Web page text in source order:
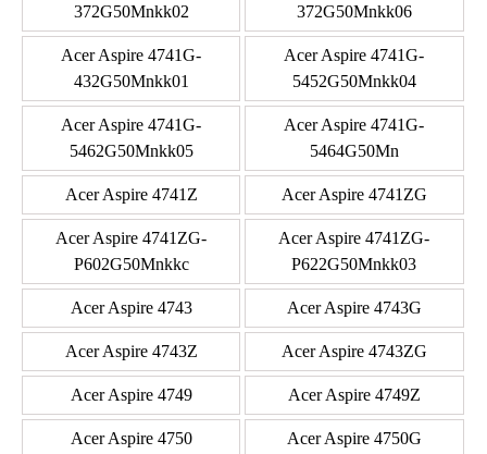
372G50Mnkk02
372G50Mnkk06
Acer Aspire 4741G-
432G50Mnkk01
Acer Aspire 4741G-
5452G50Mnkk04
Acer Aspire 4741G-
5462G50Mnkk05
Acer Aspire 4741G-
5464G50Mn
Acer Aspire 4741Z Acer Aspire 4741ZG
Acer Aspire 4741ZG-
P602G50Mnkkc
Acer Aspire 4741ZG-
P622G50Mnkk03
Acer Aspire 4743 Acer Aspire 4743G
Acer Aspire 4743Z Acer Aspire 4743ZG
Acer Aspire 4749 Acer Aspire 4749Z
Acer Aspire 4750 Acer Aspire 4750G